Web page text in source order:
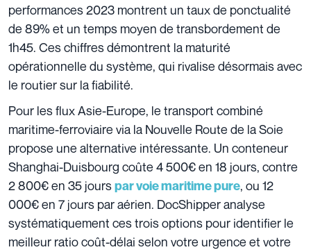
performances 2023 montrent un taux de ponctualité
de 89% et un temps moyen de transbordement de
1h45. Ces chiffres démontrent la maturité
opérationnelle du système, qui rivalise désormais avec
le routier sur la fiabilité.
Pour les flux Asie-Europe, le transport combiné
maritime-ferroviaire via la Nouvelle Route de la Soie
propose une alternative intéressante. Un conteneur
Shanghai-Duisbourg coûte 4 500€ en 18 jours, contre
2 800€ en 35 jourspar voie maritime pure, ou 12
000€ en 7 jours par aérien. DocShipper analyse
systématiquement ces trois options pour identifier le
meilleur ratio coût-délai selon votre urgence et votre